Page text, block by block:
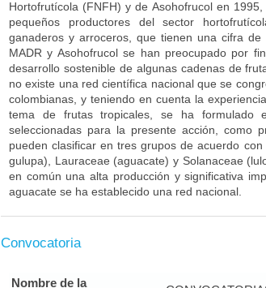
Hortofrutícola (FNFH) y de Asohofrucol en
pequeños productores del sector
ganaderos y arroceros, que tienen una cifra
MADR y Asohofrucol se han preocupado por
desarrollo sostenible de algunas cadenas de
no existe una red científica nacional que se
colombianas, y teniendo en cuenta la
tema de frutas tropicales, se ha formulado
seleccionadas para la presente acción, como
pueden clasificar en tres grupos de acuerdo
gulupa), Lauraceae (aguacate) y Solanaceae
en común una alta producción y significativa
aguacate se ha establecido una red nacional.
Convocatoria
Nombre de la